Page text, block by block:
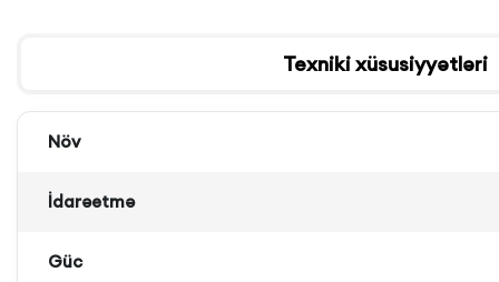
Texniki xüsusiyyətləri
Növ
İdarəetmə
Güc